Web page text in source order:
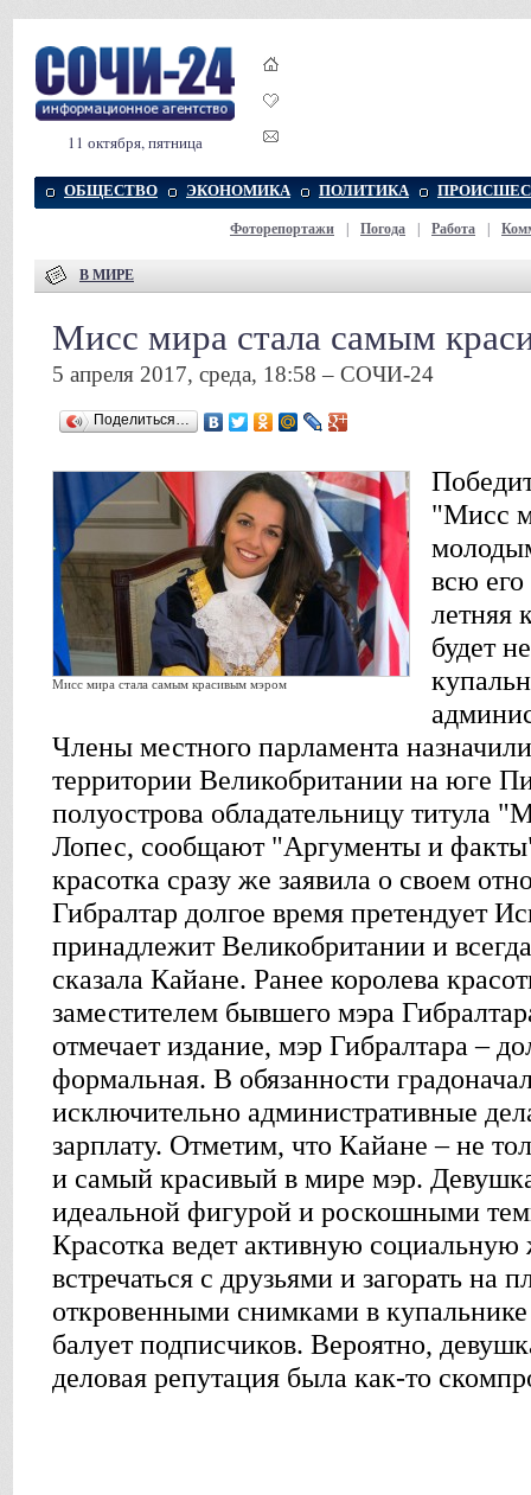
11 октября, пятница
ОБЩЕСТВО ЭКОНОМИКА ПОЛИТИКА
Фоторепортажи Погода Работа
В МИРЕ
Мисс мира стала самым
5 апреля 2017, среда, 18:58 – СОЧИ-24
Поделиться…
Мисс мира стала самым красивым мэром
"Мисс
всю
летняя
будет
Члены местного парламента
территории Великобритании на юге
полуострова обладательницу титула
Лопес, сообщают "Аргументы и
красотка сразу же заявила о своем
Гибралтар долгое время претендует
принадлежит Великобритании и
сказала Кайане. Ранее королева
заместителем бывшего мэра
отмечает издание, мэр Гибралтара –
формальная. В обязанности
исключительно административные
зарплату. Отметим, что Кайане – не
и самый красивый в мире мэр.
идеальной фигурой и роскошными
Красотка ведет активную
встречаться с друзьями и загорать на
откровенными снимками в
балует подписчиков. Вероятно,
деловая репутация была как-то